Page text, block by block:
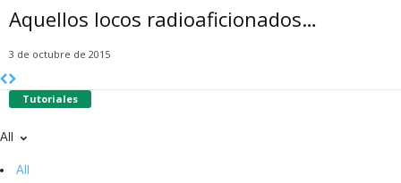
Aquellos locos radioaficionados…
3 de octubre de 2015
Tutoriales
All
All